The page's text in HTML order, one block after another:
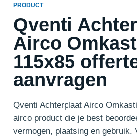
PRODUCT
Qventi
Airco
115x85
aanvragen
Qventi Achterplaat Airco
airco product die je best
vermogen, plaatsing en gebruik.